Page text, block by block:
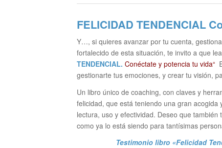
FELICIDAD TENDENCIAL
Y…, si quieres avanzar por tu cuenta,
fortalecido de esta situación, te invito a que
TENDENCIAL. Conéctate y potencia tu vida“
gestionarte tus emociones, y crear tu visión,
Un libro único de coaching, con claves y
felicidad, que está teniendo una gran
lectura, uso y efectividad. Deseo que
como ya lo está siendo para tantísimas
Testimonio libro «Felicidad